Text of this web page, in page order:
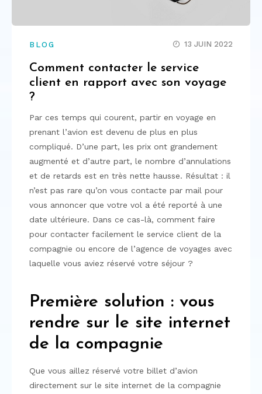
BLOG 13 JUIN 2022
Comment contacter le service
client en rapport avec son voyage
?
Par ces temps qui courent, partir en voyage en
prenant l’avion est devenu de plus en plus
compliqué. D’une part, les prix ont grandement
augmenté et d’autre part, le nombre d’annulations
et de retards est en très nette hausse. Résultat : il
n’est pas rare qu’on vous contacte par mail pour
vous annoncer que votre vol a été reporté à une
date ultérieure. Dans ce cas-là, comment faire
pour contacter facilement le service client de la
compagnie ou encore de l’agence de voyages avec
laquelle vous aviez réservé votre séjour ?
Première solution : vous
rendre sur le site internet
de la compagnie
Que vous aillez réservé votre billet d’avion
directement sur le site internet de la compagnie